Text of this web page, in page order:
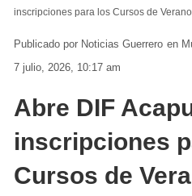
inscripciones para los Cursos de
Noticias Guerrero en
7 julio, 2026, 10:17 am
Abre DIF
inscripciones
Cursos de